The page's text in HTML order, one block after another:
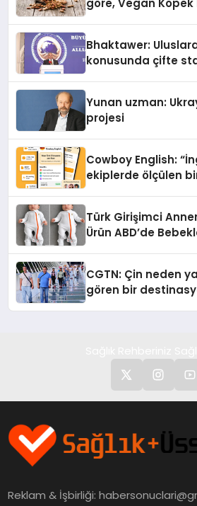
göre, Vegan
Bhaktawer:
konusunda çifte
Yunan uzman:
projesi
Cowboy English:
ekiplerde ölçülen
Türk Girişimci
Ürün ABD’de
CGTN: Çin neden
gören bir
Reklam & İşbirliği: